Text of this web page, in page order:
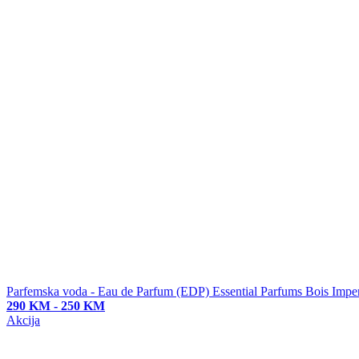
Parfemska voda - Eau de Parfum (EDP) Essential Parfums Bois
290 KM - 250 KM
Akcija